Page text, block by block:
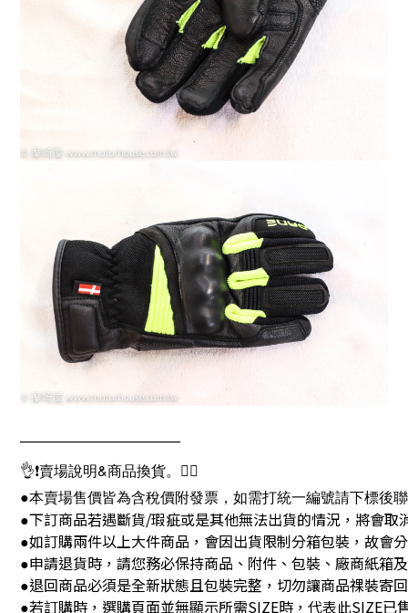
———————————
👌❗賣場說明&商品換貨。🙇‍♂️
●本賣場售價皆為含稅價附發票，如需打統一編號請下標後
●下訂商品若遇斷貨/瑕疵或是其他無法出貨的情況，將會取
●如訂購兩件以上大件商品，會因出貨限制分箱包裝，故會
●申請退貨時，請您務必保持商品、附件、包裝、廠商紙箱
●退回商品必須是全新狀態且包裝完整，切勿讓商品祼裝寄
●若訂購時，選購頁面並無顯示所需SIZE時，代表此SIZE已